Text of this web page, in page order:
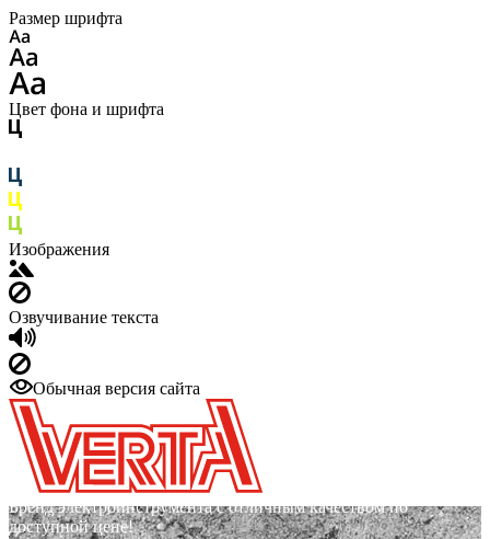
Размер шрифта
Цвет фона и шрифта
Изображения
Озвучивание текста
Обычная версия сайта
Бренд электроинструмента с отличным качеством по
доступной цене!